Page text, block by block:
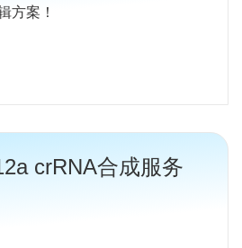
方案！
crRNA合成服务